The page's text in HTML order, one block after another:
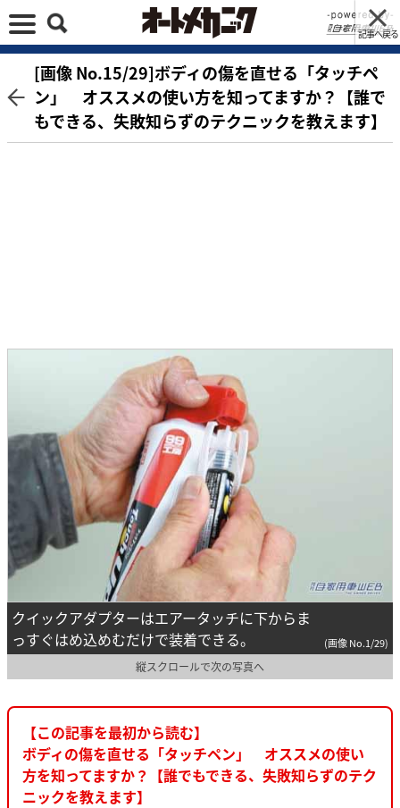
記事へ戻る
[画像 No.15/29]ボディの傷を直せる「タッチペ
ン」 オススメの使い方を知ってますか？【誰で
もできる、失敗知らずのテクニックを教えます】
クイックアダプターはエアータッチに下からま
っすぐはめ込めむだけで装着できる。
(画像 No.1/29)
縦スクロールで次の写真へ
【この記事を最初から読む】
ボディの傷を直せる「タッチペン」 オススメの使い
方を知ってますか？【誰でもできる、失敗知らずのテク
ニックを教えます】